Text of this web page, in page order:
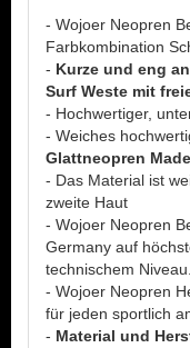
- Wojoer Neopren
Farbkombination
- Kurze und eng
Surf Weste mit
- Hochwertiger,
- Weiches
Glattneopren
- Das Material ist
zweite Haut
- Wojoer Neopren
Germany auf
technischem Niveau.
- Wojoer Neopren
für jeden sportlich
- Material und